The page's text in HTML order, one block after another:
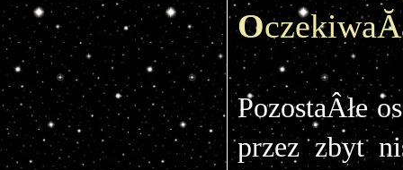
O
PozostaÂłe
przez zbyt